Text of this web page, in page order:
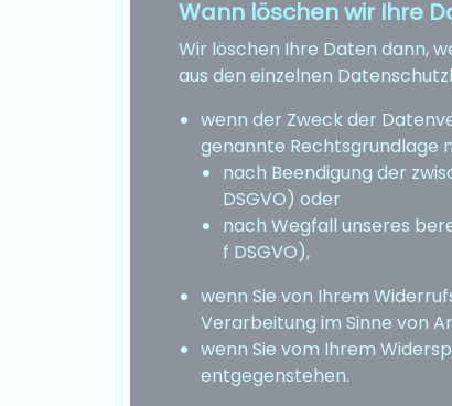
Wann löschen wir Ihre
Wir löschen Ihre Daten dann,
aus den einzelnen
wenn der Zweck der
genannte Rechtsgrundlage
nach Beendigung der
DSGVO) oder
nach Wegfall unseres
f DSGVO),
wenn Sie von Ihrem
Verarbeitung im Sinne von
wenn Sie vom Ihrem
entgegenstehen.